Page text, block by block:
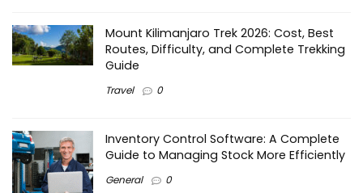
Mount Kilimanjaro Trek 2026: Cost, Best
Routes, Difficulty, and Complete Trekking
Guide
Travel 0
Inventory Control Software: A Complete
Guide to Managing Stock More Efficiently
General 0